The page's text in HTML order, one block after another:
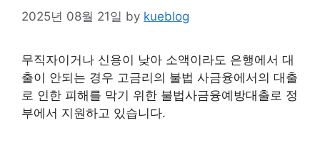
2025년 08월 21일 by kueblog
무직자이거나 신용이 낮아 소액이라도 은행에서 대
출이 안되는 경우 고금리의 불법 사금융에서의 대출
로 인한 피해를 막기 위한 불법사금융예방대출로 정
부에서 지원하고 있습니다.